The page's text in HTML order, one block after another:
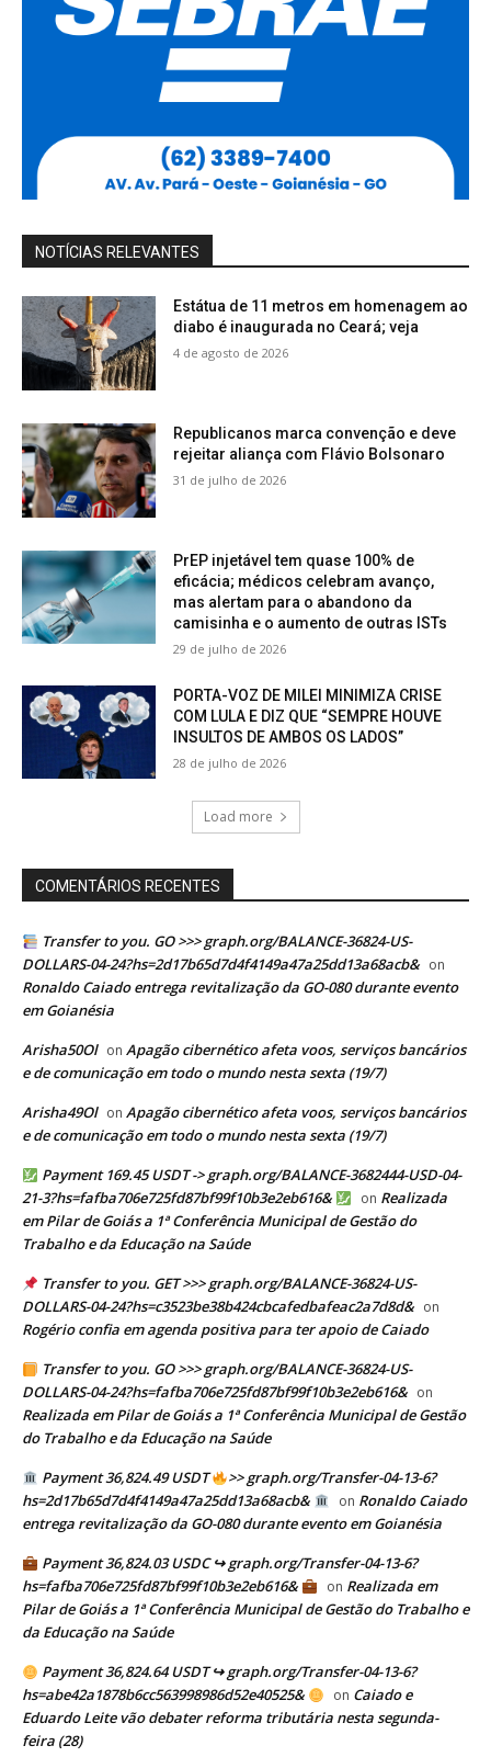
NOTÍCIAS RELEVANTES
Estátua de 11 metros em homenagem ao
diabo é inaugurada no Ceará; veja
4 de agosto de 2026
Republicanos marca convenção e deve
rejeitar aliança com Flávio Bolsonaro
31 de julho de 2026
PrEP injetável tem quase 100% de
eficácia; médicos celebram avanço,
mas alertam para o abandono da
camisinha e o aumento de outras ISTs
29 de julho de 2026
PORTA-VOZ DE MILEI MINIMIZA CRISE
COM LULA E DIZ QUE “SEMPRE HOUVE
INSULTOS DE AMBOS OS LADOS”
28 de julho de 2026
Load more
COMENTÁRIOS RECENTES
Transfer to you. GO >>> graph.org/BALANCE-36824-US-
DOLLARS-04-24?hs=2d17b65d7d4f4149a47a25dd13a68acb& on
Ronaldo Caiado entrega revitalização da GO-080 durante evento
em Goianésia
Arisha50Ol on Apagão cibernético afeta voos, serviços bancários
e de comunicação em todo o mundo nesta sexta (19/7)
Arisha49Ol on Apagão cibernético afeta voos, serviços bancários
e de comunicação em todo o mundo nesta sexta (19/7)
Payment 169.45 USDT -> graph.org/BALANCE-3682444-USD-04-
21-3?hs=fafba706e725fd87bf99f10b3e2eb616&
on Realizada
em Pilar de Goiás a 1ª Conferência Municipal de Gestão do
Trabalho e da Educação na Saúde
Transfer to you. GET >>> graph.org/BALANCE-36824-US-
DOLLARS-04-24?hs=c3523be38b424cbcafedbafeac2a7d8d& on
Rogério confia em agenda positiva para ter apoio de Caiado
Transfer to you. GO >>> graph.org/BALANCE-36824-US-
DOLLARS-04-24?hs=fafba706e725fd87bf99f10b3e2eb616& on
Realizada em Pilar de Goiás a 1ª Conferência Municipal de Gestão
do Trabalho e da Educação na Saúde
Payment 36,824.49 USDT
>> graph.org/Transfer-04-13-6?
hs=2d17b65d7d4f4149a47a25dd13a68acb&
on Ronaldo Caiado
entrega revitalização da GO-080 durante evento em Goianésia
Payment 36,824.03 USDC ↪ graph.org/Transfer-04-13-6?
hs=fafba706e725fd87bf99f10b3e2eb616&
on Realizada em
Pilar de Goiás a 1ª Conferência Municipal de Gestão do Trabalho e
da Educação na Saúde
Payment 36,824.64 USDT ↪ graph.org/Transfer-04-13-6?
hs=abe42a1878b6cc563998986d52e40525&
on Caiado e
Eduardo Leite vão debater reforma tributária nesta segunda-
feira (28)